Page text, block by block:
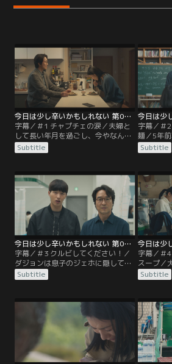
今日は少し辛いかもしれない 第01話／字幕
字幕／＃1 チャプチェの涙／夫婦と
して長い年月を過ごし、今やなんだ
か気まずくなってしまったチャンウ
クとダジョン。 ある日、チャンウク
め料理に挑戦するようになる。
Subtitle
字幕／＃
麺／5年
ムべ麺が
ョンのた
るため奮
Subtitle
今日は少し辛いかもしれない 第03話／字幕
字幕／＃3 クルビしてください！／
ダジョンは息子のジェホに隠してき
た自分の病気を告白する。 一方、人
文学の受講生たちからクルビをプレ
ために直接麦イシモチを作って叫
ぶ。 「クルビしてください！」
Subtitle
字幕／＃
スープ／
のダジョ
するため
大学不合
彼女を傷
Subtitle